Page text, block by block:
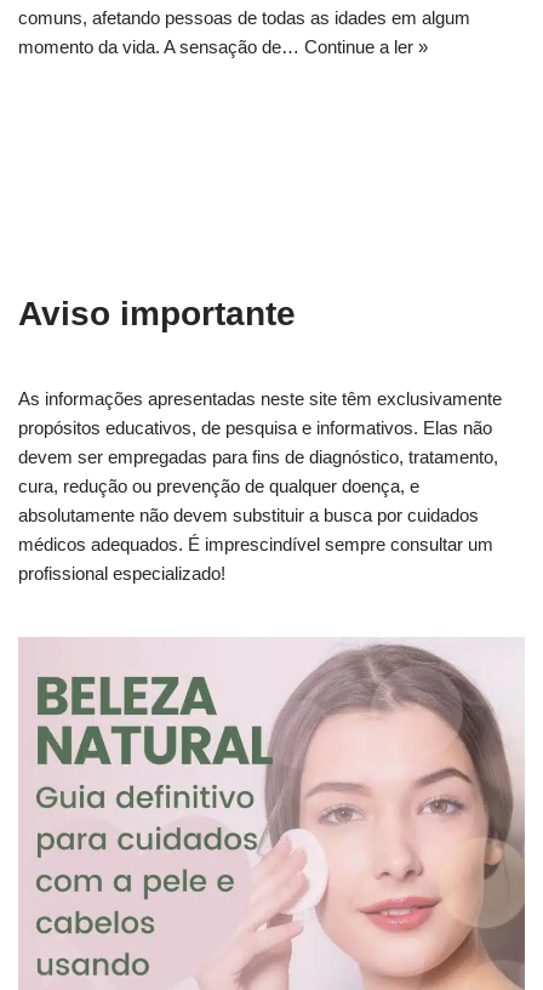
comuns, afetando pessoas de todas as idades em algum
momento da vida. A sensação de… Continue a ler »
Aviso importante
As informações apresentadas neste site têm exclusivamente
propósitos educativos, de pesquisa e informativos. Elas não
devem ser empregadas para fins de diagnóstico, tratamento,
cura, redução ou prevenção de qualquer doença, e
absolutamente não devem substituir a busca por cuidados
médicos adequados. É imprescindível sempre consultar um
profissional especializado!